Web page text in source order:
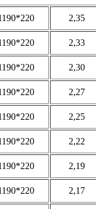
2,35
2,33
2,30
2,27
2,25
2,22
2,19
2,17